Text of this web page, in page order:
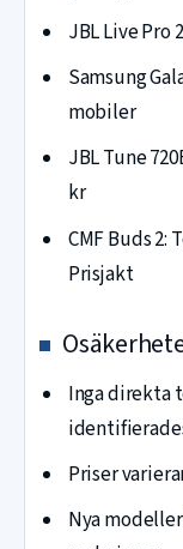
JBL Live Pro
Samsung
mobiler
JBL Tune
kr
CMF Buds
Prisjakt
Inga direkta
Priser
Nya